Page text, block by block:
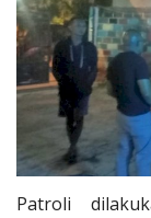
Patroli